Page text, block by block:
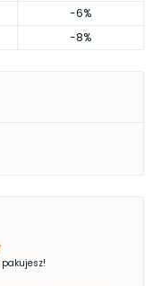
-6%
-8%